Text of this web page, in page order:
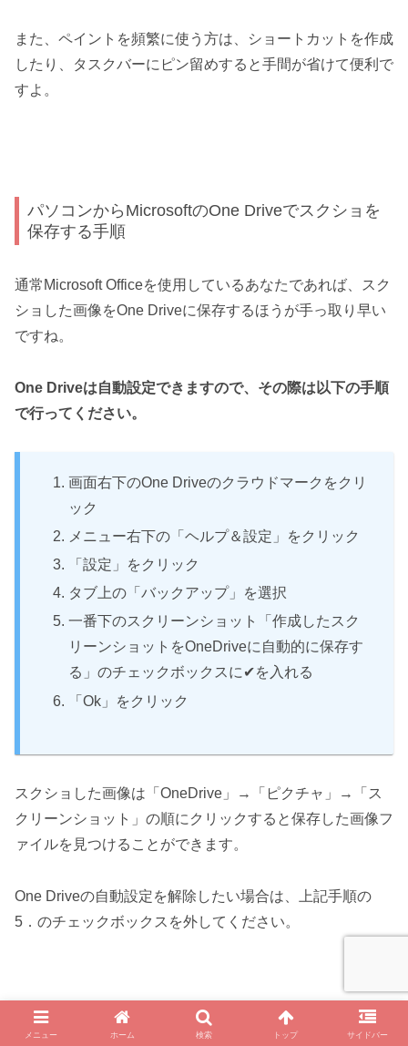
また、ペイントを頻繁に使う方は、ショートカットを作成
したり、タスクバーにピン留めすると手間が省けて便利で
すよ。
パソコンからMicrosoftのOne Driveでスクショを
保存する手順
通常Microsoft Officeを使用しているあなたであれば、スク
ショした画像をOne Driveに保存するほうが手っ取り早い
ですね。
One Driveは自動設定できますので、その際は以下の手順
で行ってください。
画面右下のOne Driveのクラウドマークをクリ
ック
メニュー右下の「ヘルプ＆設定」をクリック
「設定」をクリック
タブ上の「バックアップ」を選択
一番下のスクリーンショット「作成したスク
リーンショットをOneDriveに自動的に保存す
る」のチェックボックスに✔を入れる
「Ok」をクリック
スクショした画像は「OneDrive」→「ピクチャ」→「ス
クリーンショット」の順にクリックすると保存した画像フ
ァイルを見つけることができます。
One Driveの自動設定を解除したい場合は、上記手順の
5．のチェックボックスを外してください。
スマホからMicrosoftのOne Driveでスクショを保
メニュー ホーム 検索 トップ サイドバー